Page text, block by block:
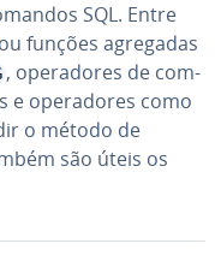
SQL. Entre
ou funções agregadas
, ope­ra­do­res de com­
e ope­ra­do­res como
o método de
são úteis os